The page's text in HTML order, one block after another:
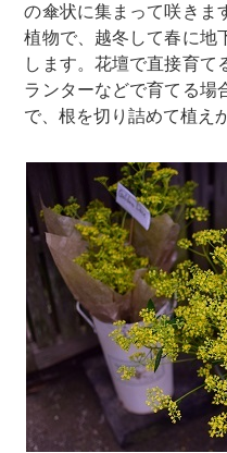
の傘状に集まって咲きま
植物で、越冬して春に地
します。花壇で直接育て
ランターなどで育てる場
で、根を切り詰めて植え